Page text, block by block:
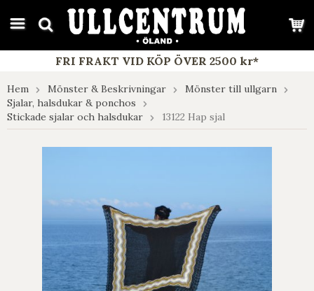
google-site-verification: google7e4b1026db5d9f32.html
FRI FRAKT VID KÖP ÖVER 2500 kr*
Hem Mönster & Beskrivningar
Mönster till ullgarn
Sjalar, halsdukar & ponchos
Stickade sjalar och halsdukar
13122 Hap sjal